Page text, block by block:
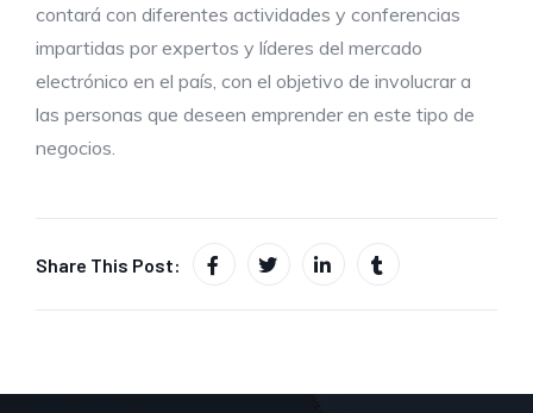
contará con diferentes actividades y conferencias
impartidas por expertos y líderes del mercado
electrónico en el país, con el objetivo de involucrar a
las personas que deseen emprender en este tipo de
negocios.
Share This Post: